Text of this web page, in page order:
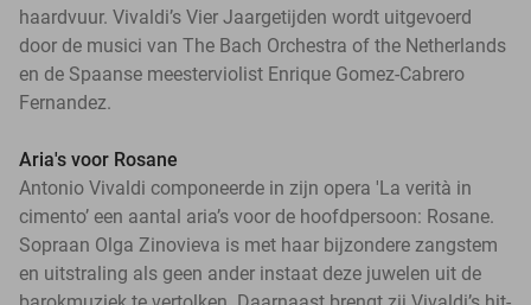
haardvuur. Vivaldi’s Vier Jaargetijden wordt uitgevoerd
door de musici van The Bach Orchestra of the Netherlands
en de Spaanse meesterviolist Enrique Gomez-Cabrero
Fernandez.
Aria's voor Rosane
Antonio Vivaldi componeerde in zijn opera 'La verità in
cimento’ een aantal aria’s voor de hoofdpersoon: Rosane.
Sopraan Olga Zinovieva is met haar bijzondere zangstem
en uitstraling als geen ander instaat deze juwelen uit de